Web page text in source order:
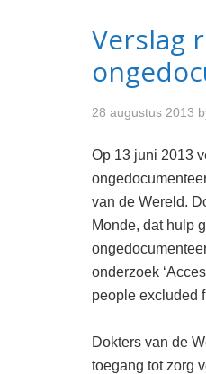
Verslag
28 augustus 2013
Op 13 juni 2013
van de Wereld.
Monde, dat hulp
onderzoek
people excluded
Dokters van de
toegang tot zorg